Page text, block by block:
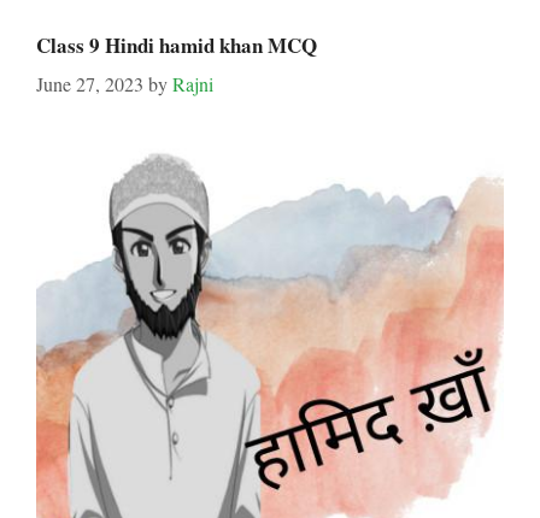
Class 9 Hindi hamid khan MCQ
June 27, 2023 byRajni